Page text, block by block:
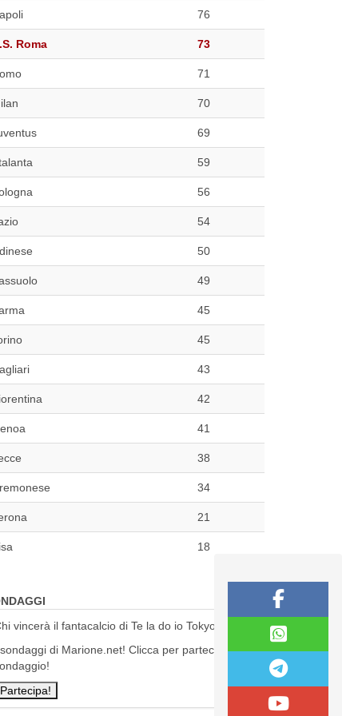
76
Roma 73
71
70
69
59
56
54
50
49
45
45
43
42
41
38
34
21
18
vincerà il fantacalcio di Te la do io Tokyo?
di Marione.net! Clicca per partecipare al